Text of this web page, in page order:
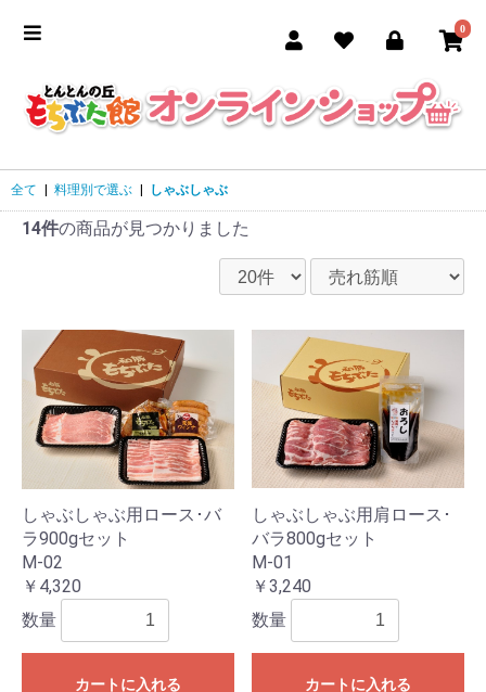
0
全て 料理別で選ぶ しゃぶしゃぶ
14件の商品が見つかりました
しゃぶしゃぶ用ロース･バ
ラ900gセット
M-02
￥4,320
数量
カートに入れる
しゃぶしゃぶ用肩ロース･
バラ800gセット
M-01
￥3,240
数量
カートに入れる